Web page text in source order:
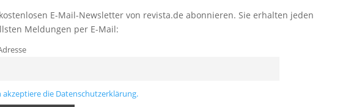
E-Mail-Newsletter von revista.de abonnieren. Sie erhalten jeden
Meldungen per E-Mail:
akzeptiere die Datenschutzerklärung.